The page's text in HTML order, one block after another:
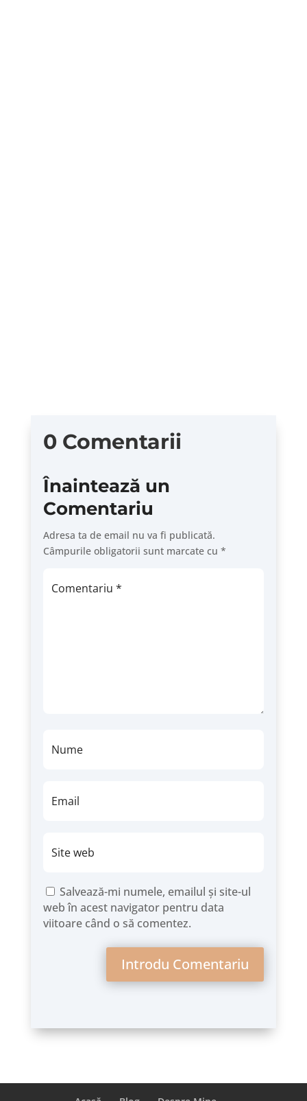
0 Comentarii
Înaintează un
Comentariu
Adresa ta de email nu va fi publicată.
Câmpurile obligatorii sunt marcate cu *
Salvează-mi numele, emailul și site-ul
web în acest navigator pentru data
viitoare când o să comentez.
Introdu Comentariu